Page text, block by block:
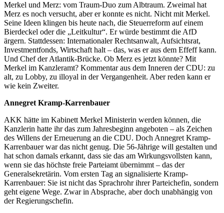
Merkel und Merz: vom Traum-Duo zum Albtraum. Zweimal hat
Merz es noch versucht, aber er konnte es nicht. Nicht mit Merkel.
Seine Ideen klingen bis heute nach, die Steuerreform auf einem
Bierdeckel oder die „Leitkultur“. Er würde bestimmt die AfD
ärgern. Stattdessen: Internationaler Rechtsanwalt, Aufsichtsrat,
Investmentfonds, Wirtschaft halt – das, was er aus dem Effeff kann.
Und Chef der Atlantik-Brücke. Ob Merz es jetzt könnte? Mit
Merkel im Kanzleramt? Kommentar aus dem Inneren der CDU: zu
alt, zu Lobby, zu illoyal in der Vergangenheit. Aber reden kann er
wie kein Zweiter.
Annegret Kramp-Karrenbauer
AKK hätte im Kabinett Merkel Ministerin werden können, die
Kanzlerin hatte ihr das zum Jahresbeginn angeboten – als Zeichen
des Willens der Erneuerung an die CDU. Doch Annegret Kramp-
Karrenbauer war das nicht genug. Die 56-Jährige will gestalten und
hat schon damals erkannt, dass sie das am Wirkungsvollsten kann,
wenn sie das höchste freie Parteiamt übernimmt – das der
Generalsekretärin. Vom ersten Tag an signalisierte Kramp-
Karrenbauer: Sie ist nicht das Sprachrohr ihrer Parteichefin, sondern
geht eigene Wege. Zwar in Absprache, aber doch unabhängig von
der Regierungschefin.